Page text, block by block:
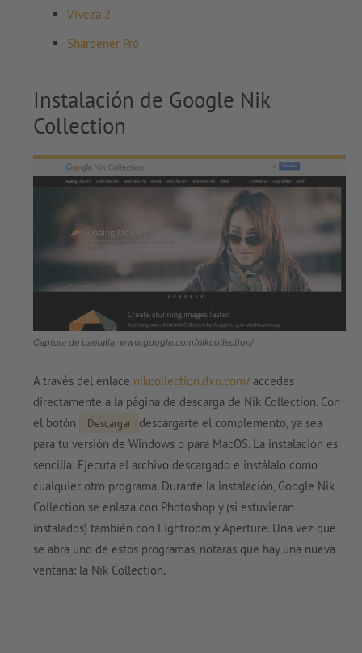
Viveza 2
Sharpener Pro
Instalación de Google Nik
Collection
Captura de pantalla: www.google.com/nikcollection/
A través del enlace nikcollection.dxo.com/accedes
directamente a la página de descarga de Nik Collection. Con
el botón
Descargar
descargarte el complemento, ya sea
para tu versión de Windows o para MacOS. La instalación es
sencilla: Ejecuta el archivo descargado e instálalo como
cualquier otro programa. Durante la instalación, Google Nik
Collection se enlaza con Photoshop y (si estuvieran
instalados) también con Lightroom y Aperture. Una vez que
se abra uno de estos programas, notarás que hay una nueva
ventana: la Nik Collection.